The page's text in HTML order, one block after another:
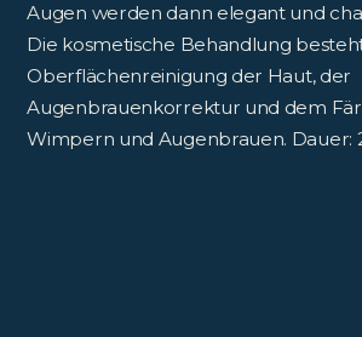
Augen werden dann elegant und
Die kosmetische Behandlung
Oberflächenreinigung der Haut, der
Augenbrauenkorrektur und dem
Wimpern und Augenbrauen. Dauer: